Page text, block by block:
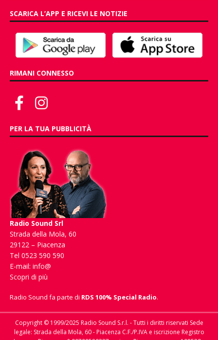
SCARICA L’APP E RICEVI LE NOTIZIE
RIMANI CONNESSO
PER LA TUA PUBBLICITÀ
Radio Sound Srl
Strada della Mola, 60
29122 – Piacenza
Tel 0523 590 590
E-mail: info@
Scopri di più
Radio Sound fa parte di RDS 100% Special Radio.
Copyright © 1999/2025 Radio Sound S.r.l. - Tutti i diritti riservati Sede
legale: Strada della Mola, 60 - Piacenza C.F./P.IVA e iscrizione Registro